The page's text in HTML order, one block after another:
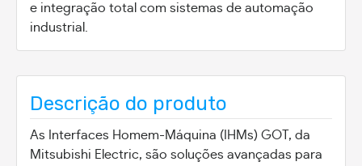
e integração total com sistemas de automação
industrial.
Descrição do produto
As Interfaces Homem-Máquina (IHMs) GOT, da
Mitsubishi Electric, são soluções avançadas para